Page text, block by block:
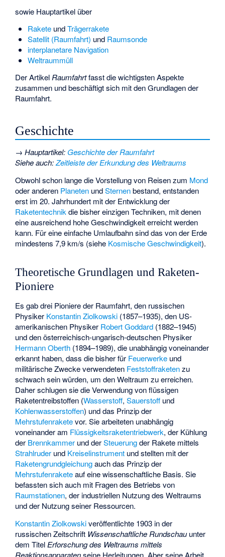
sowie Hauptartikel über
RaketeundTrägerrakete
Satellit (Raumfahrt) und Raumsonde
interplanetare Navigation
Weltraummüll
Der ArtikelRaumfahrtfasst die wichtigsten Aspekte
zusammen und beschäftigt sich mit den Grundlagen der
Raumfahrt.
Geschichte
→Hauptartikel: Geschichte der Raumfahrt
Siehe auch:Zeitleiste der Erkundung des Weltraums
Obwohl schon lange die Vorstellung von Reisen zum Mond
oder anderen Planeten undSternenbestand, entstanden
erst im 20. Jahrhundert mit der Entwicklung der
Raketentechnik die bisher einzigen Techniken, mit denen
eine ausreichend hohe Geschwindigkeit erreicht werden
kann. Für eine einfache Umlaufbahn sind das von der Erde
mindestens 7,9 km/s (siehe Kosmische Geschwindigkeit).
Theoretische Grundlagen und Raketen-
Pioniere
Es gab drei Pioniere der Raumfahrt, den russischen
Physiker Konstantin Ziolkowski (1857–1935), den US-
amerikanischen Physiker Robert Goddard (1882–1945)
und den österreichisch-ungarisch-deutschen Physiker
Hermann Oberth (1894–1989), die unabhängig voneinander
erkannt haben, dass die bisher für Feuerwerke und
militärische Zwecke verwendeten Feststoffraketenzu
schwach sein würden, um den Weltraum zu erreichen.
Daher schlugen sie die Verwendung von flüssigen
Raketentreibstoffen (Wasserstoff,Sauerstoff und
Kohlenwasserstoffen) und das Prinzip der
Mehrstufenraketevor. Sie arbeiteten unabhängig
voneinander am Flüssigkeitsraketentriebwerk, der Kühlung
der Brennkammer und derSteuerungder Rakete mittels
Strahlruder und Kreiselinstrument und stellten mit der
Raketengrundgleichungauch das Prinzip der
Mehrstufenraketeauf eine wissenschaftliche Basis. Sie
befassten sich auch mit Fragen des Betriebs von
Raumstationen, der industriellen Nutzung des Weltraums
und der Nutzung seiner Ressourcen.
Konstantin Ziolkowskiveröffentlichte 1903 in der
russischen Zeitschrift Wissenschaftliche Rundschauunter
dem Titel Erforschung des Weltraums mittels
Reaktionsapparatenseine Herleitungen. Aber seine Arbeit